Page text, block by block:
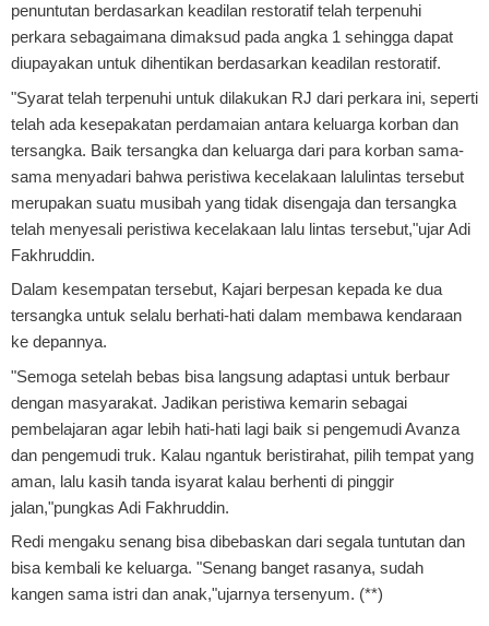
penuntutan berdasarkan keadilan restoratif telah terpenuhi
perkara sebagaimana dimaksud pada angka 1 sehingga dapat
diupayakan untuk dihentikan berdasarkan keadilan restoratif.
"Syarat telah terpenuhi untuk dilakukan RJ dari perkara ini, seperti
telah ada kesepakatan perdamaian antara keluarga korban dan
tersangka. Baik tersangka dan keluarga dari para korban sama-
sama menyadari bahwa peristiwa kecelakaan lalulintas tersebut
merupakan suatu musibah yang tidak disengaja dan tersangka
telah menyesali peristiwa kecelakaan lalu lintas tersebut,"ujar Adi
Fakhruddin.
Dalam kesempatan tersebut, Kajari berpesan kepada ke dua
tersangka untuk selalu berhati-hati dalam membawa kendaraan
ke depannya.
"Semoga setelah bebas bisa langsung adaptasi untuk berbaur
dengan masyarakat. Jadikan peristiwa kemarin sebagai
pembelajaran agar lebih hati-hati lagi baik si pengemudi Avanza
dan pengemudi truk. Kalau ngantuk beristirahat, pilih tempat yang
aman, lalu kasih tanda isyarat kalau berhenti di pinggir
jalan,"pungkas Adi Fakhruddin.
Redi mengaku senang bisa dibebaskan dari segala tuntutan dan
bisa kembali ke keluarga. "Senang banget rasanya, sudah
kangen sama istri dan anak,"ujarnya tersenyum. (**)